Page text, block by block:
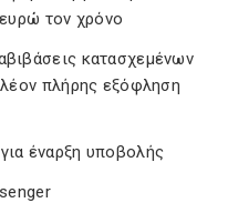
τον χρόνο
κατασχεμένων
πλήρης εξόφληση
έναρξη υποβολής